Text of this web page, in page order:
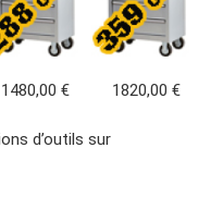
1480,00 € 1820,00 €
d’outils sur